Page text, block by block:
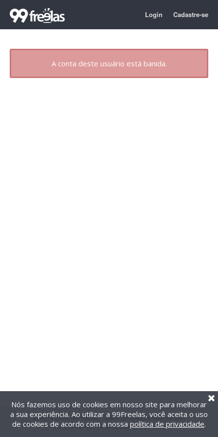
Login Cadastre-se
A conta deste usuário está banida.
@2014-2026 99Freelas. Todos os direitos reservados.
Termos de uso| Política de privacidade
Nós fazemos uso de cookies em nosso site para melhorar
a sua experiência. Ao utilizar a 99Freelas, você aceita o uso
de cookies de acordo com a nossa política de privacidade.